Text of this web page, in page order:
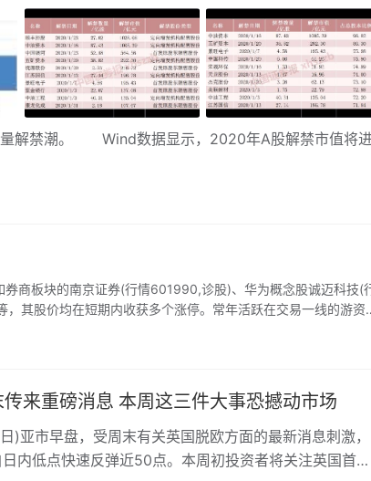
解禁潮。 Wind数据显示，2020年A股解禁市值将进
商板块的南京证券(行情601990,诊股)、华为概念股诚迈科技(
其股价均在短期内收获多个涨停。常年活跃在交易一线的游资
排名前列的一线游资席位近期都高度活跃。
来重磅消息 本周这三件大事恐撼动市场
市早盘，受周末有关英国脱欧方面的最新消息刺激，
内低点快速反弹近50点。本周初投资者将关注英国首相